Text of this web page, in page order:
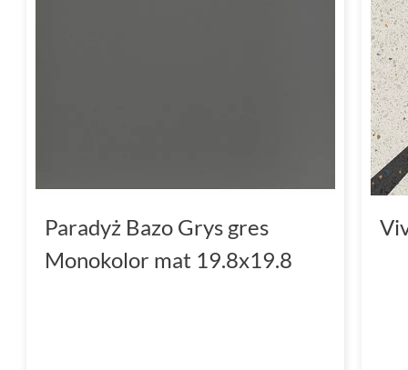
Paradyż Bazo Grys gres
Monokolor mat 19.8x19.8